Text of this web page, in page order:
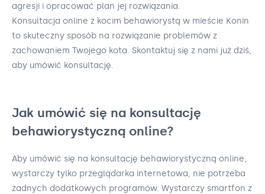
agresji i opracować plan jej rozwiązania.
Konsultacja online z kocim behawiorystą w mieście Konin
to skuteczny sposób na rozwiązanie problemów z
zachowaniem Twojego kota. Skontaktuj się z nami już dziś,
aby umówić konsultację.
Jak umówić się na konsultację
behawiorystyczną online?
Aby umówić się na konsultację behawiorystyczną online,
wystarczy tylko przeglądarka internetowa, nie potrzeba
żadnych dodatkowych programów. Wystarczy smartfon z